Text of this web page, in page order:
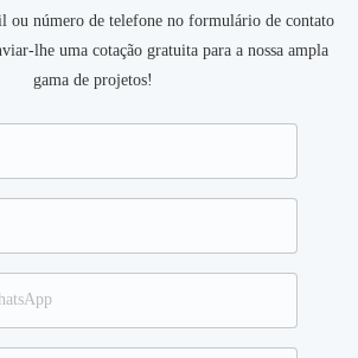
ou número de telefone no formulário de contato
lhe uma cotação gratuita para a nossa ampla
gama de projetos!